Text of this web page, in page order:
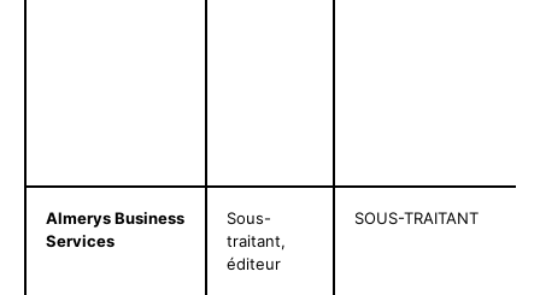
Almerys Business
Services
Sous-
traitant,
éditeur
SOUS-TRAITANT